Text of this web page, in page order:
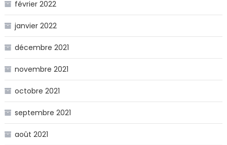
février 2022
janvier 2022
décembre 2021
novembre 2021
octobre 2021
septembre 2021
août 2021